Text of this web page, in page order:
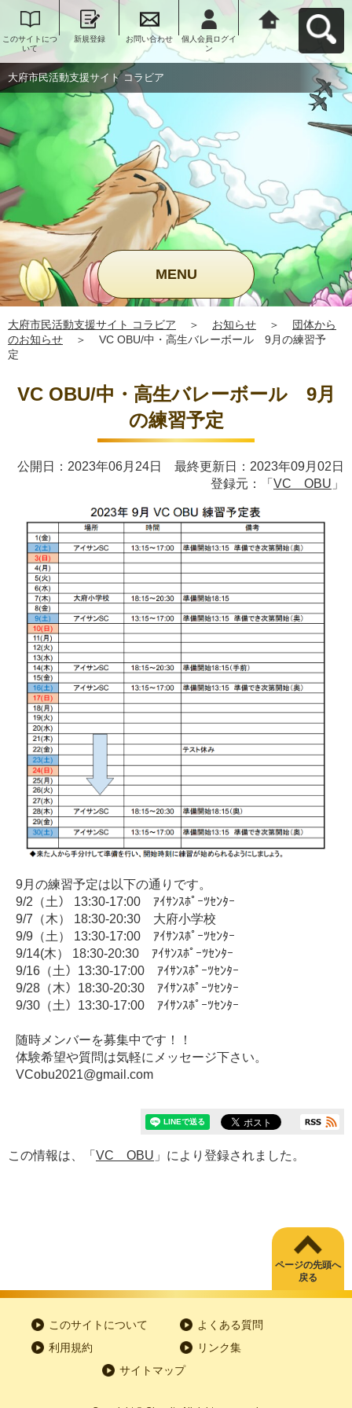
このサイトにつ
いて
新規登録 お問い合わせ
個人会員ログイ
ン
大府市民活動支
援サイト コラビ
アへ戻る
大府市民活動支援サイト コラビア
MENU
大府市民活動支援サイト コラビア ＞ お知らせ ＞
団体から
のお知らせ
＞
VC OBU/中・高生バレーボール 9月の練習予
定
VC OBU/中・高生バレーボール 9月
の練習予定
公開日：2023年06月24日 最終更新日：2023年09月02日
登録元：「 VC OBU 」
9月の練習予定は以下の通りです。
9/2（土） 13:30-17:00 ｱｲｻﾝｽﾎﾟｰﾂｾﾝﾀｰ
9/7（木） 18:30-20:30 大府小学校
9/9（土） 13:30-17:00 ｱｲｻﾝｽﾎﾟｰﾂｾﾝﾀｰ
9/14(木） 18:30-20:30 ｱｲｻﾝｽﾎﾟｰﾂｾﾝﾀｰ
9/16（土）13:30-17:00 ｱｲｻﾝｽﾎﾟｰﾂｾﾝﾀｰ
9/28（木）18:30-20:30 ｱｲｻﾝｽﾎﾟｰﾂｾﾝﾀｰ
9/30（土）13:30-17:00 ｱｲｻﾝｽﾎﾟｰﾂｾﾝﾀｰ
随時メンバーを募集中です！！
体験希望や質問は気軽にメッセージ下さい。
VCobu2021@gmail.com
この情報は、「 VC OBU 」により登録されました。
ページの先頭へ
戻る
このサイトについて
よくある質問
利用規約
リンク集
サイトマップ